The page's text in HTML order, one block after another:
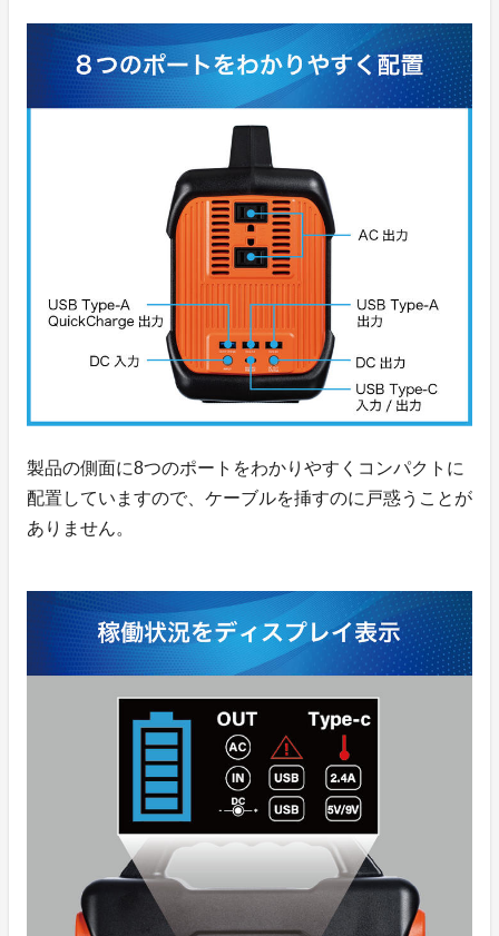
製品の側面に8つのポートをわかりやすくコンパクトに
配置していますので、ケーブルを挿すのに戸惑うことが
ありません。